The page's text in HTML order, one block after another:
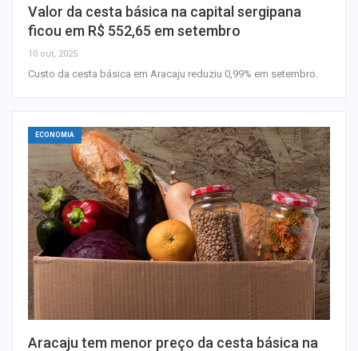
Valor da cesta básica na capital sergipana
ficou em R$ 552,65 em setembro
10 out, 2025
Custo da cesta básica em Aracaju reduziu 0,99% em setembro.
ECONOMIA
Aracaju tem menor preço da cesta básica na